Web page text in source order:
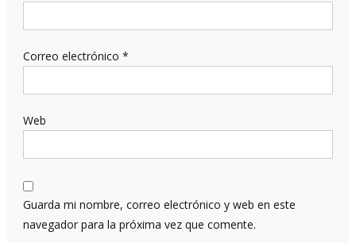
Correo electrónico *
Web
Guarda mi nombre, correo electrónico y web en este
navegador para la próxima vez que comente.